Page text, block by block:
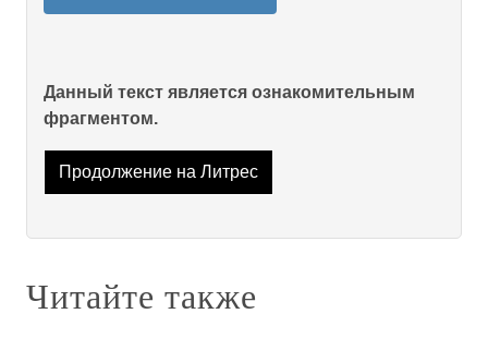
Данный текст является ознакомительным
фрагментом.
Продолжение на Литрес
Читайте также